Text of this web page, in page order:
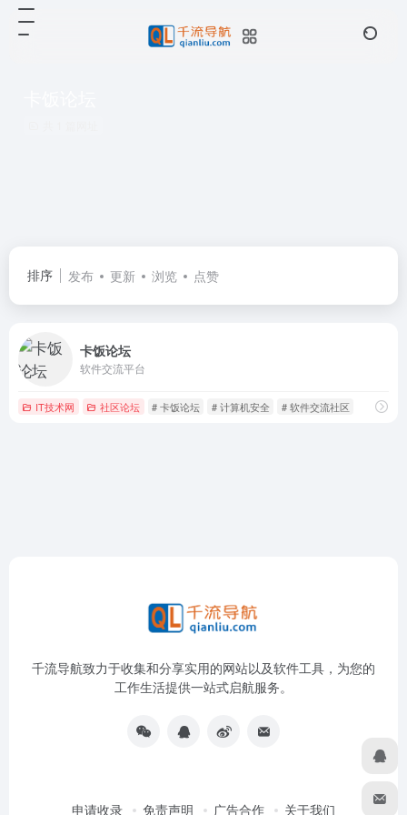
排序 发布 更新 浏览 点赞
卡饭论坛
软件交流平台
IT技术网 社区论坛 # 卡饭论坛 # 计算机安全 # 软件交流社区
千流导航致力于收集和分享实用的网站以及软件工具，为您的
工作生活提供一站式启航服务。
申请收录 免责声明 广告合作 关于我们